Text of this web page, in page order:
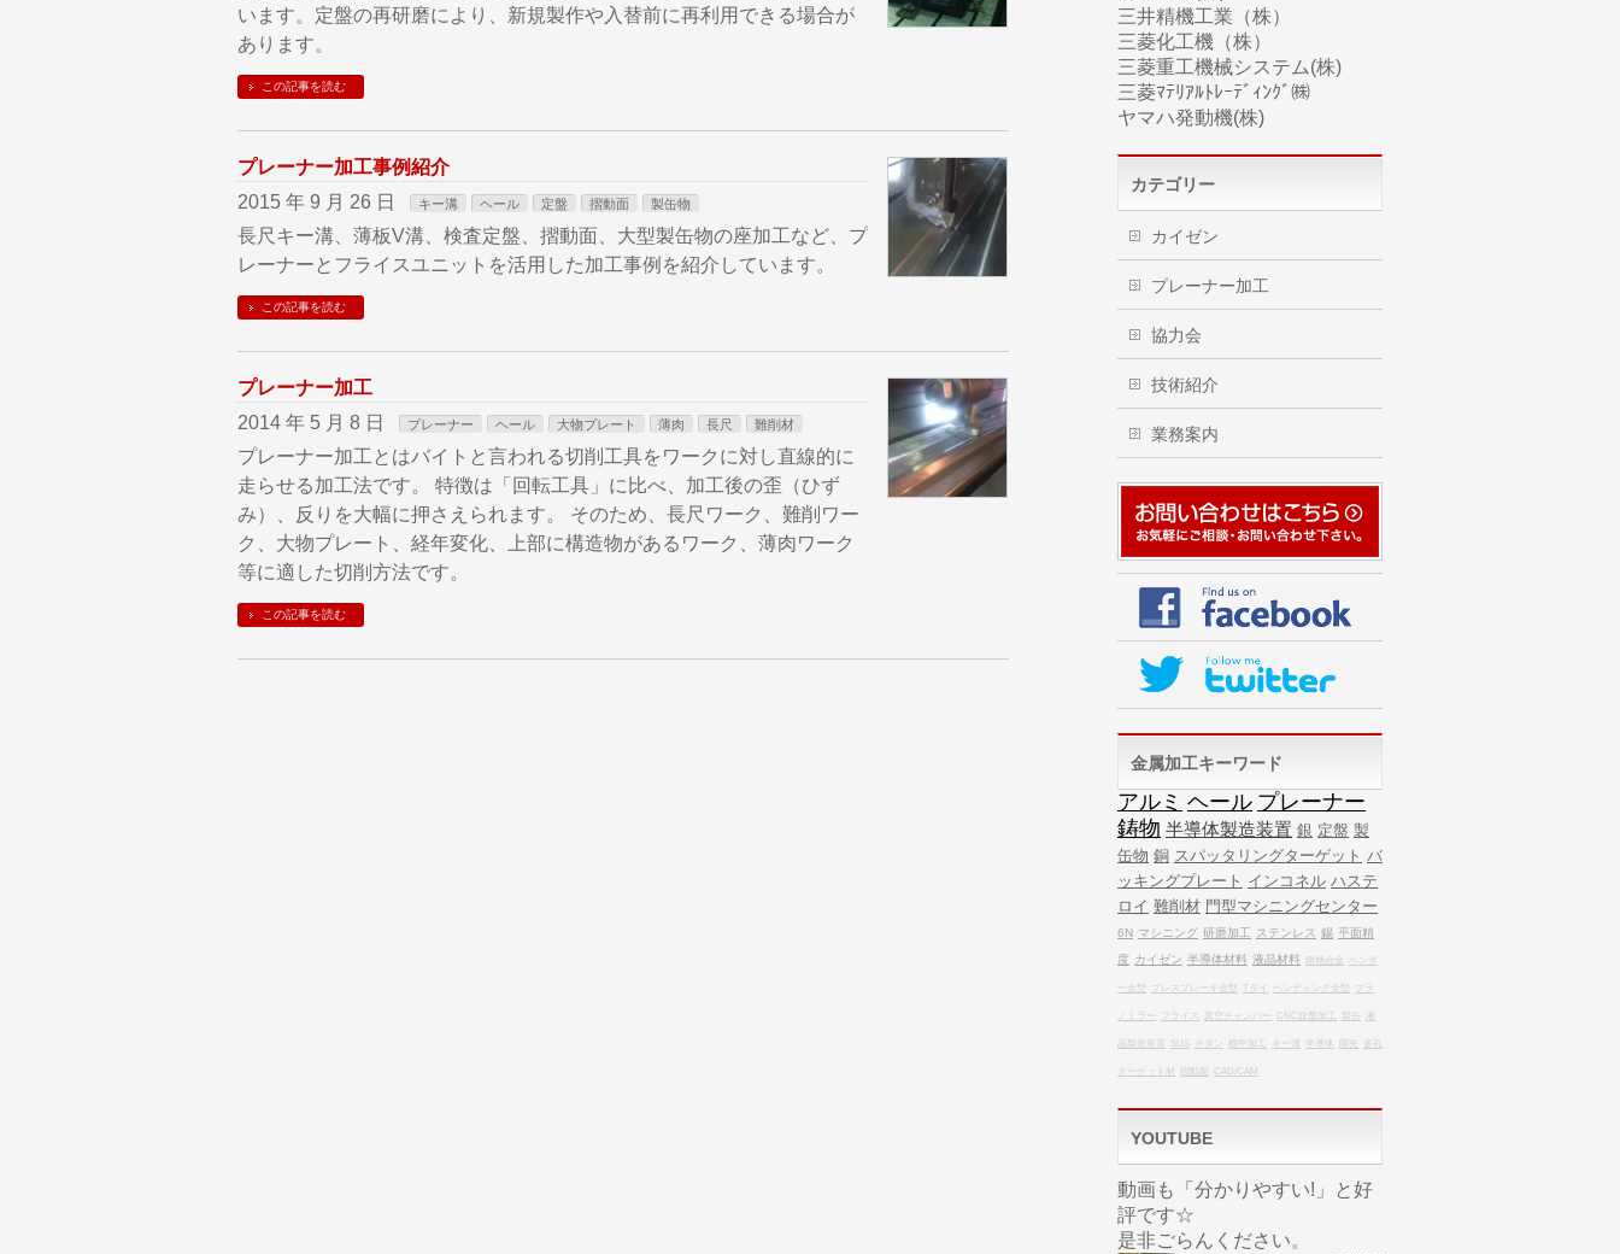
います。定盤の再研磨により、新規製作や入替前に再利用できる場合が
あります。
この記事を読む
プレーナー加工事例紹介
2015 年 9 月 26 日
キー溝 ヘール 定盤 摺動面 製缶物
長尺キー溝、薄板V溝、検査定盤、摺動面、大型製缶物の座加工など、プ
レーナーとフライスユニットを活用した加工事例を紹介しています。
この記事を読む
プレーナー加工
2014 年 5 月 8 日
プレーナー ヘール 大物プレート 薄肉 長尺 難削材
プレーナー加工とはバイトと言われる切削工具をワークに対し直線的に
走らせる加工法です。 特徴は「回転工具」に比べ、加工後の歪（ひず
み）、反りを大幅に押さえられます。 そのため、長尺ワーク、難削ワー
ク、大物プレート、経年変化、上部に構造物があるワーク、薄肉ワーク
等に適した切削方法です。
この記事を読む
三井精機工業（株）
三菱化工機（株）
三菱重工機械システム(株)
三菱ﾏﾃﾘｱﾙﾄﾚｰﾃﾞｨﾝｸﾞ㈱
ヤマハ発動機(株)
カテゴリー
カイゼン
プレーナー加工
協力会
技術紹介
業務案内
金属加工キーワード
アルミ ヘール プレーナー
鋳物 半導体製造装置 銀 定盤 製
缶物 銅 スパッタリングターゲット バ
ッキングプレート インコネル ハステ
ロイ 難削材 門型マシニングセンター
6N マシニング 研磨加工 ステンレス 錫 平面精
度 カイゼン 半導体材料 液晶材料 耐熱合金 ベンダ
ー金型 プレスブレーキ金型 Tダイ ベンディング金型 プラ
ノミラー フライス 真空チャンバー CNC旋盤加工 製缶 液
晶製造装置 SUS チタン 横中加工 キー溝 半導体 開先 多孔
ターゲット材 摺動面 CAD/CAM
YOUTUBE
動画も「分かりやすい!」と好
評です☆
是非ごらんください。